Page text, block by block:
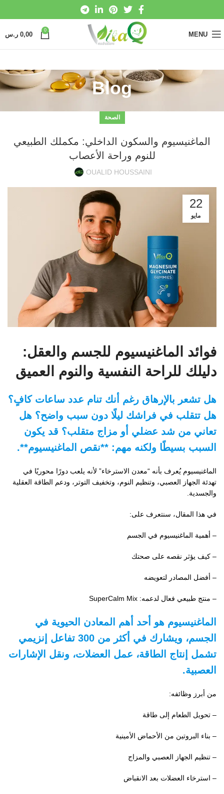
MENU
0
0,00 ر.س
Blog
الصحة
الماغنيسيوم والسكون الداخلي: مكملك الطبيعي
للنوم وراحة الأعصاب
OUALID HOUSSAINI
22
مايو
فوائد الماغنيسيوم للجسم والعقل:
دليلك للراحة النفسية والنوم العميق
هل تشعر بالإرهاق رغم أنك تنام عدد ساعات كافٍ؟
هل تتقلب في فراشك ليلًا دون سبب واضح؟ هل
تعاني من شد عضلي أو مزاج متقلب؟ قد يكون
السبب بسيطًا ولكنه مهم: **نقص الماغنيسيوم**.
الماغنيسيوم يُعرف بأنه “معدن الاسترخاء” لأنه يلعب دورًا محوريًا في
تهدئة الجهاز العصبي، وتنظيم النوم، وتخفيف التوتر، ودعم الطاقة العقلية
والجسدية.
في هذا المقال، سنتعرف على:
– أهمية الماغنيسيوم في الجسم
– كيف يؤثر نقصه على صحتك
– أفضل المصادر لتعويضه
– منتج طبيعي فعال لدعمه: SuperCalm Mix
الماغنيسيوم هو أحد أهم المعادن الحيوية في
الجسم، ويشارك في أكثر من 300 تفاعل إنزيمي
تشمل إنتاج الطاقة، عمل العضلات، ونقل الإشارات
العصبية.
من أبرز وظائفه:
– تحويل الطعام إلى طاقة
– بناء البروتين من الأحماض الأمينية
– تنظيم الجهاز العصبي والمزاج
– استرخاء العضلات بعد الانقباض